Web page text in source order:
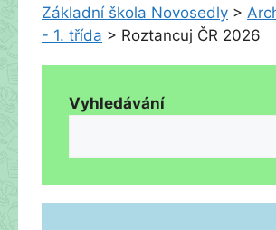
Základní škola Novosedly >
- 1. třída > Roztancuj ČR 2026
Vyhledávání